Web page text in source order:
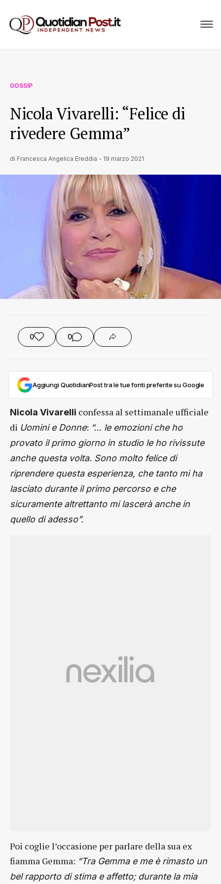
GOSSIP
Nicola Vivarelli: “Felice di
rivedere Gemma”
di Francesca Angelica Ereddia - 19 marzo 2021
0 0
Aggiungi QuotidianPost tra le tue fonti preferite su Google
Nicola Vivarelli confessa al settimanale ufficiale
di Uomini e Donne: “… le emozioni che ho
provato il primo giorno in studio le ho rivissute
anche questa volta. Sono molto felice di
riprendere questa esperienza, che tanto mi ha
lasciato durante il primo percorso e che
sicuramente altrettanto mi lascerà anche in
quello di adesso”.
Poi coglie l’occasione per parlare della sua ex
fiamma Gemma: “Tra Gemma e me è rimasto un
bel rapporto di stima e affetto; durante la mia